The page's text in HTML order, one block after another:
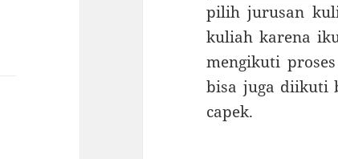
pilih jurusan
kuliah karena
mengikuti
bisa juga diikuti
capek.